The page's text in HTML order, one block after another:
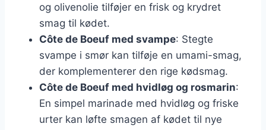
og olivenolie tilføjer en frisk og krydret
smag til kødet.
Côte de Boeuf med svampe: Stegte
svampe i smør kan tilføje en umami-smag,
der komplementerer den rige kødsmag.
Côte de Boeuf med hvidløg og rosmarin:
En simpel marinade med hvidløg og friske
urter kan løfte smagen af kødet til nye